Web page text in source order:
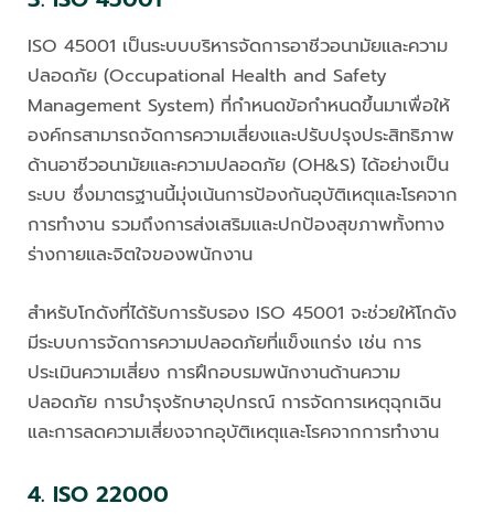
ISO 45001 เป็นระบบบริหารจัดการอาชีวอนามัยและความ
ปลอดภัย (Occupational Health and Safety
Management System) ที่กำหนดข้อกำหนดขึ้นมาเพื่อให้
องค์กรสามารถจัดการความเสี่ยงและปรับปรุงประสิทธิภาพ
ด้านอาชีวอนามัยและความปลอดภัย (OH&S) ได้อย่างเป็น
ระบบ ซึ่งมาตรฐานนี้มุ่งเน้นการป้องกันอุบัติเหตุและโรคจาก
การทำงาน รวมถึงการส่งเสริมและปกป้องสุขภาพทั้งทาง
ร่างกายและจิตใจของพนักงาน
สำหรับโกดังที่ได้รับการรับรอง ISO 45001 จะช่วยให้โกดัง
มีระบบการจัดการความปลอดภัยที่แข็งแกร่ง เช่น การ
ประเมินความเสี่ยง การฝึกอบรมพนักงานด้านความ
ปลอดภัย การบำรุงรักษาอุปกรณ์ การจัดการเหตุฉุกเฉิน
และการลดความเสี่ยงจากอุบัติเหตุและโรคจากการทำงาน
4. ISO 22000